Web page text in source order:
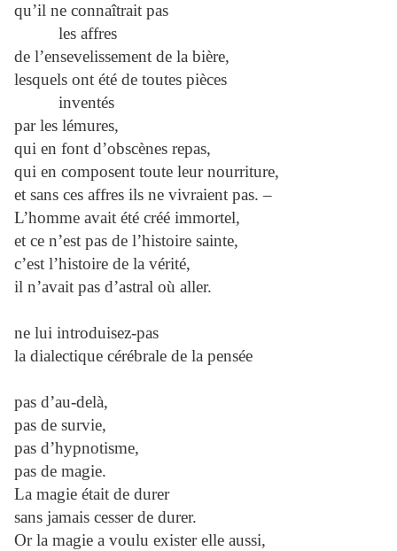
qu’il ne connaîtrait pas
les affres
de l’ensevelissement de la bière,
lesquels ont été de toutes pièces
inventés
par les lémures,
qui en font d’obscènes repas,
qui en composent toute leur nourriture,
et sans ces affres ils ne vivraient pas. –
L’homme avait été créé immortel,
et ce n’est pas de l’histoire sainte,
c’est l’histoire de la vérité,
il n’avait pas d’astral où aller.
ne lui introduisez-pas
la dialectique cérébrale de la pensée
pas d’au-delà,
pas de survie,
pas d’hypnotisme,
pas de magie.
La magie était de durer
sans jamais cesser de durer.
Or la magie a voulu exister elle aussi,